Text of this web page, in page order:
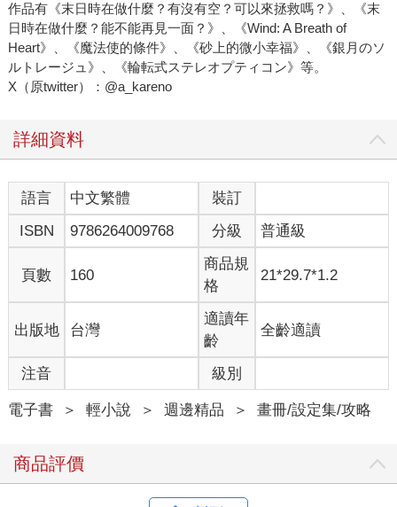
作品有《末日時在做什麼？有沒有空？可以來拯救嗎？》、《末
日時在做什麼？能不能再見一面？》、《Wind: A Breath of
Heart》、《魔法使的條件》、《砂上的微小幸福》、《銀月のソ
ルトレージュ》、《輪転式ステレオプティコン》等。
X（原twitter）：@a_kareno
詳細資料
語言 中文繁體
裝訂
ISBN
9786264009768 分級 普通級
頁數 160
商品規
格
21*29.7*1.2
出版地 台灣
適讀年
齡
全齡適讀
注音 級別
電子書 ＞ 輕小說 ＞ 週邊精品 ＞ 畫冊/設定集/攻略
商品評價